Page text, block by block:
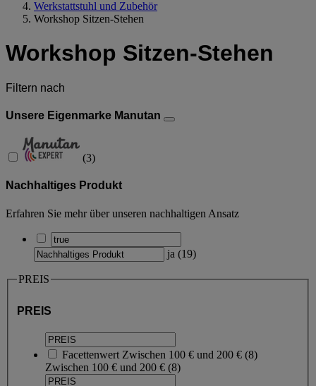
Werkstattstuhl und Zubehör
Workshop Sitzen-Stehen
Workshop Sitzen-Stehen
Filtern nach
Unsere Eigenmarke Manutan
(3)
Nachhaltiges Produkt
Erfahren Sie mehr über unseren nachhaltigen Ansatz
ja (19)
PREIS
PREIS
Facettenwert Zwischen 100 € und 200 € (8)
Zwischen 100 € und 200 € (8)